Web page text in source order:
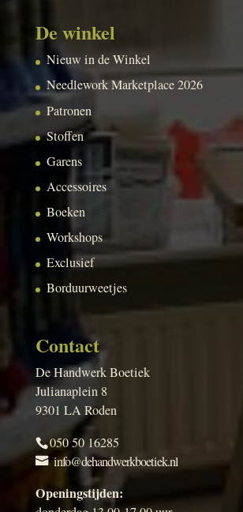
De winkel
Nieuw in de Winkel
Needlework Marketplace 2026
Patronen
Stoffen
Garens
Accessoires
Boeken
Workshops
Exclusief
Borduurweetjes
Contact
De Handwerk Boetiek
Julianaplein 8
9301 LA Roden
050 50 16285
info@dehandwerkboetiek.nl
Openingstijden: